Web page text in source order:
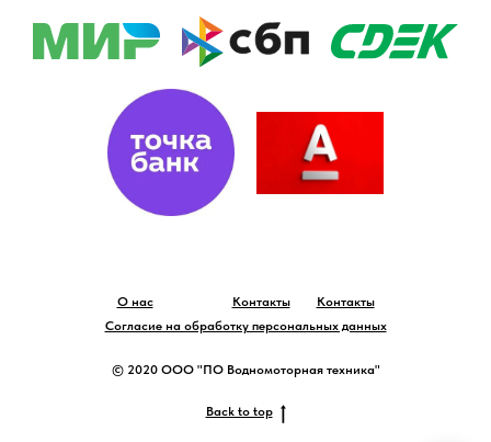
О нас Контакты
Контакты
Согласие на обработку персональных данных
© 2020 ООО "ПО Водномоторная техника"
Back to top